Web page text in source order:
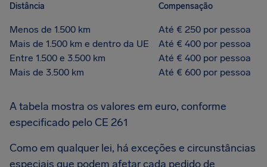
Distância Compensação
Menos de 1.500 km
Até € 250 por pessoa
Mais de 1.500 km e dentro da UE
Até € 400 por pessoa
Entre 1.500 e 3.500 km
Até € 400 por pessoa
Mais de 3.500 km
Até € 600 por pessoa
A tabela mostra os valores em euro, conforme
especificado pelo CE 261
Como em qualquer lei, há exceções e circunstâncias
especiais que podem afetar cada pedido de